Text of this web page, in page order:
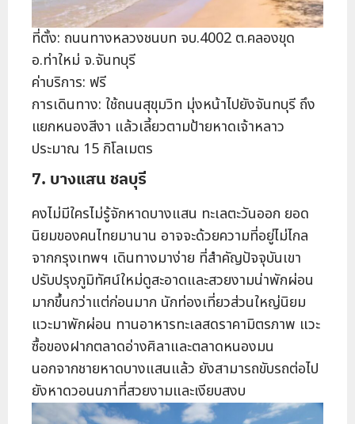
ที่ตั้ง: ถนนทางหลวงชนบท จบ.4002 ต.คลองขุด
อ.ท่าใหม่ จ.จันทบุรี
ค่าบริการ: ฟรี
การเดินทาง: ใช้ถนนสุขุมวิท มุ่งหน้าไปยังจันทบุรี ถึง
แยกหนองสีงา แล้วเลี้ยวตามป้ายหาดเจ้าหลาว
ประมาณ 15 กิโลเมตร
7. บางแสน ชลบุรี
คงไม่มีใครไม่รู้จักหาดบางแสน ทะเลตะวันออก ยอด
นิยมของคนไทยมานาน อาจจะด้วยความที่อยู่ไม่ไกล
จากกรุงเทพฯ เดินทางมาง่าย ที่สำคัญปัจจุบันเขา
ปรับปรุงภูมิทัศน์ใหม่ดูสะอาดและสวยงามน่าพักผ่อน
มากขึ้นกว่าแต่ก่อนมาก นักท่องเที่ยวส่วนใหญ่นิยม
แวะมาพักผ่อน ทานอาหารทะเลสดราคามิตรภาพ แวะ
ซื้อของฝากตลาดอ่างศิลาและตลาดหนองมน
นอกจากชายหาดบางแสนแล้ว ยังสามารถขับรถต่อไป
ยังหาดวอนนภาที่สวยงามและเงียบสงบ